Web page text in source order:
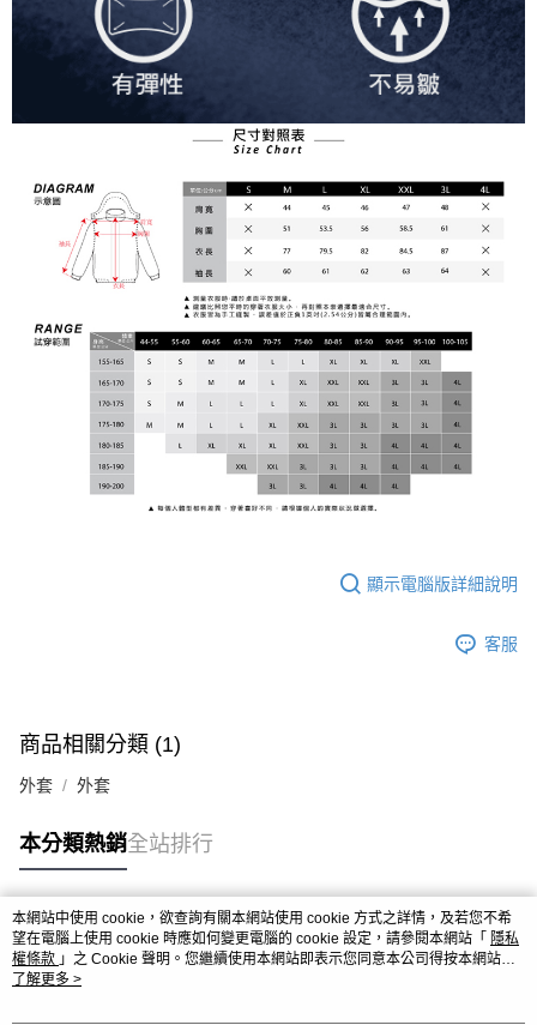
顯示電腦版詳細說明
客服
商品相關分類 (1)
外套 外套
本分類熱銷全站排行
熱門標籤
本網站中使用 cookie，欲查詢有關本網站使用 cookie 方式之詳情，及若您不希
望在電腦上使用 cookie 時應如何變更電腦的 cookie 設定，請參閱本網站「 隱私
權條款 」之 Cookie 聲明。您繼續使用本網站即表示您同意本公司得按本網站使
用條款之 Cookie 聲明使用 cookie。
了解更多 >